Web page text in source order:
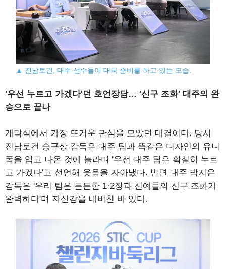
▲ 진남토건, 대주 선수들이 대국 준비를 하고 있는 모습.
'우선 누르고 가겠다'던 호언장담… '신구 조화' 대주의 완
승으로 끝나
개막식에서 가장 뜨거운 관심을 모았던 대결이다. 당시
진남토건 송규상 감독은 대주 팀과 똑같은 디자인의 유니
폼을 입고 나온 것에 놀라며 '우선 대주 팀은 확실히 누르
고 가겠다'고 선언해 웃음을 자아냈다. 반면 대주 박지은
감독은 '우리 팀은 든든한 1·2장과 신예들의 신구 조화가
완벽하다'며 자신감을 내비친 바 있다.